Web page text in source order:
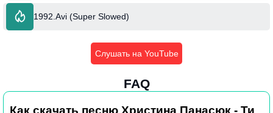
1992.Avi (Super Slowed)
Слушать на YouTube
FAQ
Как скачать песню Христина Панасюк - Ти